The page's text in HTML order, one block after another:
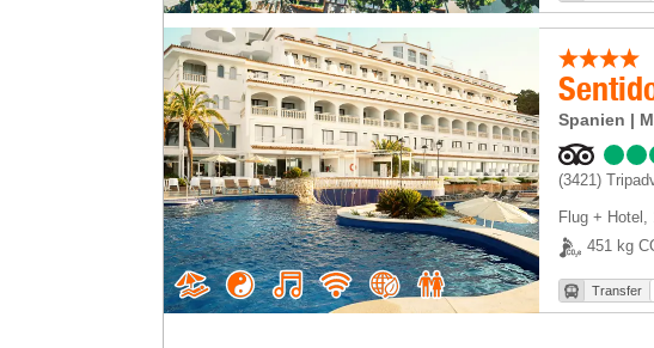
Spanien |
(3421)
Flug + Hotel ,
451 kg
Transfer